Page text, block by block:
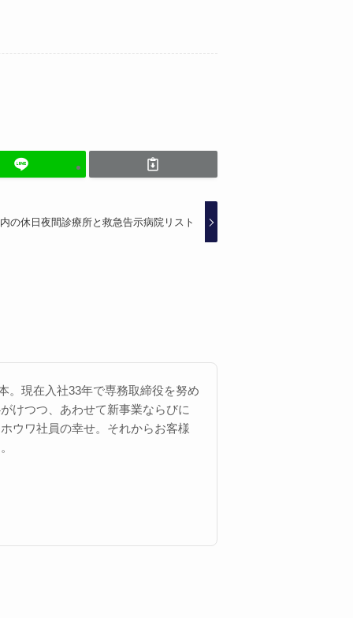
の休日夜間診療所と救急告示病院リスト
。現在入社33年で専務取締役を努め
けつつ、あわせて新事業ならびに
ウワ社員の幸せ。それからお客様